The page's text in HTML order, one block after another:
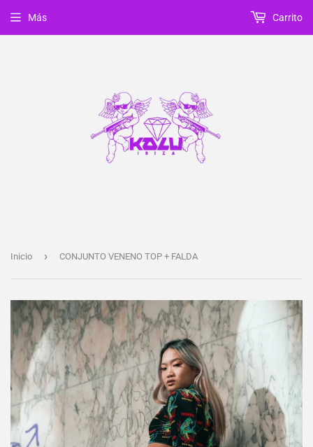
Más Carrito
Inicio › CONJUNTO VENENO TOP + FALDA